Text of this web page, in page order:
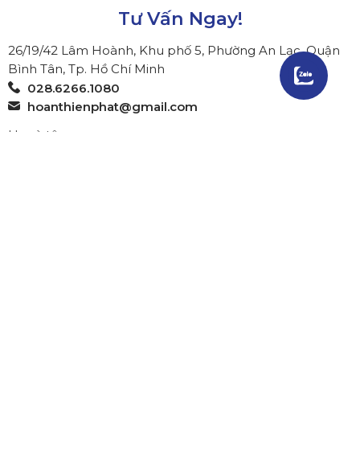
Tư Vấn Ngay!
26/19/42 Lâm Hoành, Khu phố 5, Phường An Lạc, Quận
Bình Tân, Tp. Hồ Chí Minh
028.6266.1080
hoanthienphat@gmail.com